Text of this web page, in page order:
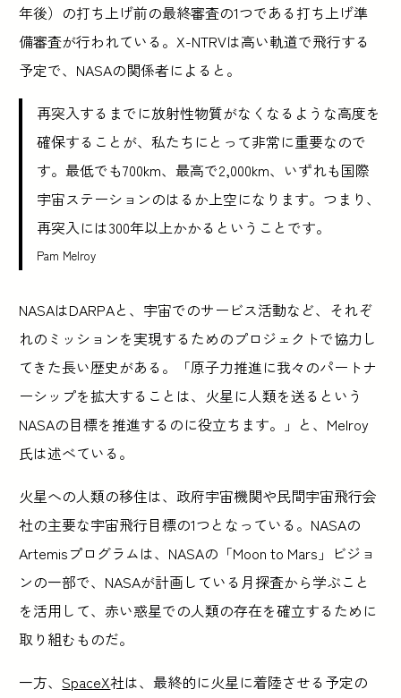
年後）の打ち上げ前の最終審査の1つである打ち上げ準
備審査が行われている。X-NTRVは高い軌道で飛行する
予定で、NASAの関係者によると。
再突入するまでに放射性物質がなくなるような高度を
確保することが、私たちにとって非常に重要なので
す。最低でも700km、最高で2,000km、いずれも国際
宇宙ステーションのはるか上空になります。つまり、
再突入には300年以上かかるということです。
Pam Melroy
NASAはDARPAと、宇宙でのサービス活動など、それぞ
れのミッションを実現するためのプロジェクトで協力し
てきた長い歴史がある。「原子力推進に我々のパートナ
ーシップを拡大することは、火星に人類を送るという
NASAの目標を推進するのに役立ちます。」と、Melroy
氏は述べている。
火星への人類の移住は、政府宇宙機関や民間宇宙飛行会
社の主要な宇宙飛行目標の1つとなっている。NASAの
Artemisプログラムは、NASAの「Moon to Mars」ビジョ
ンの一部で、NASAが計画している月探査から学ぶこと
を活用して、赤い惑星での人類の存在を確立するために
取り組むものだ。
一方、SpaceX社は、最終的に火星に着陸させる予定の